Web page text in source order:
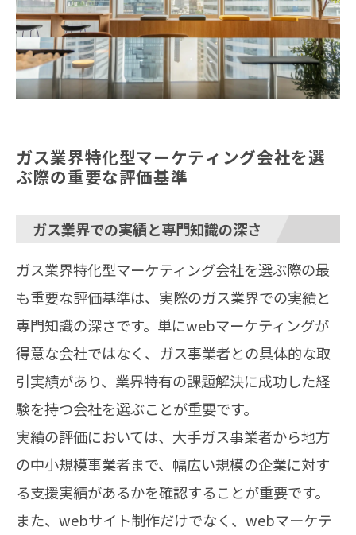
ガス業界特化型マーケティング会社を選
ぶ際の重要な評価基準
ガス業界での実績と専門知識の深さ
ガス業界特化型マーケティング会社を選ぶ際の最
も重要な評価基準は、実際のガス業界での実績と
専門知識の深さです。単にwebマーケティングが
得意な会社ではなく、ガス事業者との具体的な取
引実績があり、業界特有の課題解決に成功した経
験を持つ会社を選ぶことが重要です。
実績の評価においては、大手ガス事業者から地方
の中小規模事業者まで、幅広い規模の企業に対す
る支援実績があるかを確認することが重要です。
また、webサイト制作だけでなく、webマーケテ